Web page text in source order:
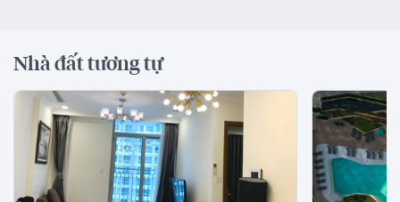
Nhà đất tương tự